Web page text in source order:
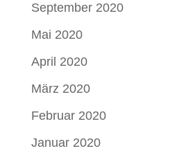
September 2020
Mai 2020
April 2020
März 2020
Februar 2020
Januar 2020